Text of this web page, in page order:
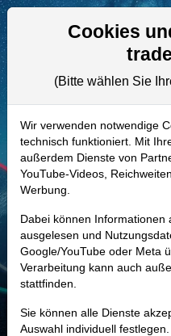
865108 | KWR–
Aktie
Realtime-Aktienkurs:
- - -
-
Marktkapitalisierung
Unternehmenswert
Umsatz
Cookies
(Bitte wählen Sie
Wir verwenden notwendige
technisch funktioniert. Mit
außerdem Dienste von
YouTube-Videos,
Werbung.
Dabei können
ausgelesen und
Google/YouTube oder Meta
Verarbeitung kann auch
stattfinden.
Sie können alle Dienste
Auswahl individuell